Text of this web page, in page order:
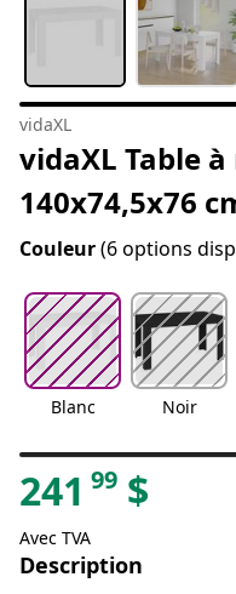
vidaXL
vidaXL Table
140x74,5x76
Couleur(6 options
Blanc Noir
241 99 $
Avec TVA
Description